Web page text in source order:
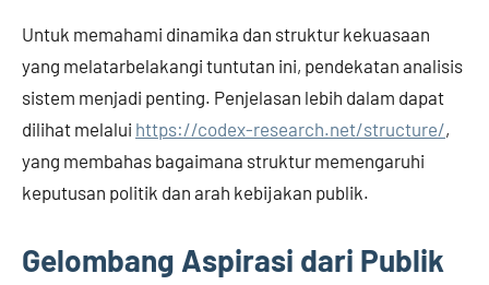
Untuk memahami dinamika dan struktur kekuasaan
yang melatarbelakangi tuntutan ini, pendekatan analisis
sistem menjadi penting. Penjelasan lebih dalam dapat
dilihat melalui https://codex-research.net/structure/,
yang membahas bagaimana struktur memengaruhi
keputusan politik dan arah kebijakan publik.
Gelombang Aspirasi dari Publik